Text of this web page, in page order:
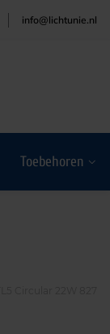
info@lichtunie.nl
Toebehoren